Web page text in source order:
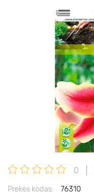
0
Prekės kodas:
76310